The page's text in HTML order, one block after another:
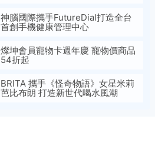
神腦國際攜手FutureDial打造全台
首創手機健康管理中心
燦坤會員寵物卡週年慶 寵物價商品
54折起
BRITA 攜手《怪奇物語》女星米莉
芭比布朗 打造新世代喝水風潮